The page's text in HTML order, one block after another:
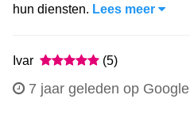
hun diensten. Lees meer
Ivar (5)
7 jaar geleden op Google